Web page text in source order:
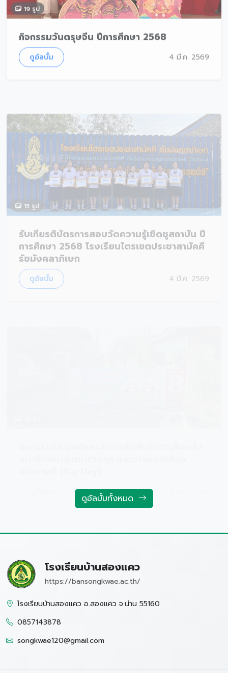
กิจกรรมวันตรุษจีน ปีการศึกษา 2568
ดูอัลบั้ม
15 รูป
รับเกียรติบัตรการสอบวัดความรู้เชิดชูสถาบัน ปี
การศึกษา 2568 โรงเรียนไตรเขตประชาสามัคคี
ดูอัลบั้ม 4 มี.ค. 2569
ดูอัลบั้มทั้งหมด
โรงเรียนบ้านสองแคว
https://bansongkwae.ac.th/
โรงเรียนบ้านสองแคว อ.สองแคว จ.น่าน 55160
0857143878
songkwae120@gmail.com